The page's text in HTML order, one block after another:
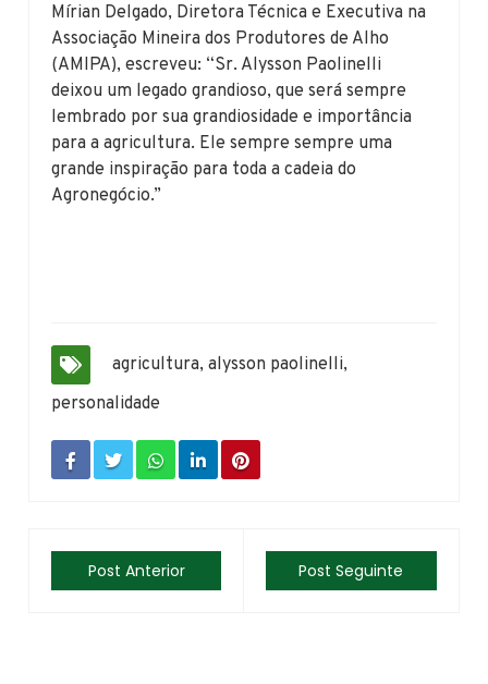
Mírian Delgado, Diretora Técnica e Executiva na
Associação Mineira dos Produtores de Alho
(AMIPA), escreveu: “Sr. Alysson Paolinelli
deixou um legado grandioso, que será sempre
lembrado por sua grandiosidade e importância
para a agricultura. Ele sempre sempre uma
grande inspiração para toda a cadeia do
Agronegócio.”
agricultura,alysson paolinelli,
personalidade
Post Anterior Post Seguinte